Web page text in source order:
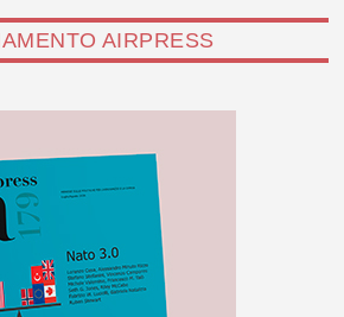
AIRPRESS